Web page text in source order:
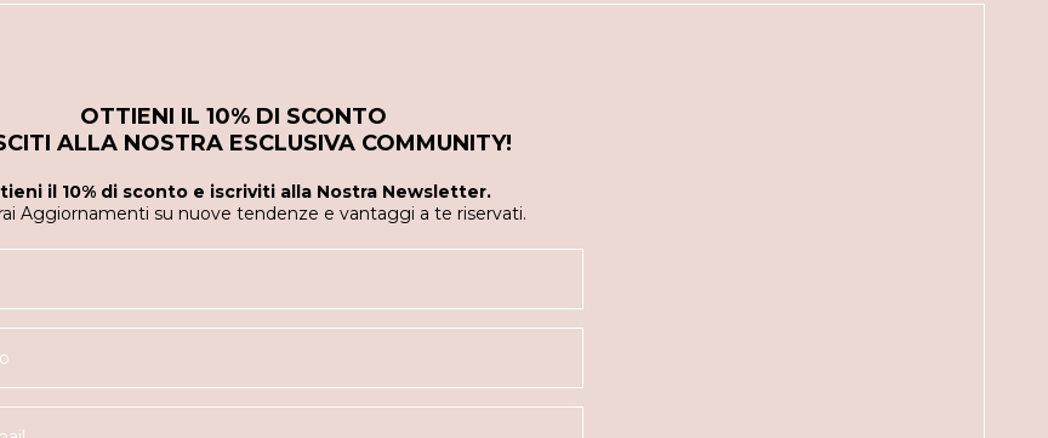
OTTIENI IL 10% DI SCONTO
ALLA NOSTRA ESCLUSIVA COMMUNITY!
il 10% di sconto e iscriviti alla Nostra Newsletter.
Aggiornamenti su nuove tendenze e vantaggi a te riservati.